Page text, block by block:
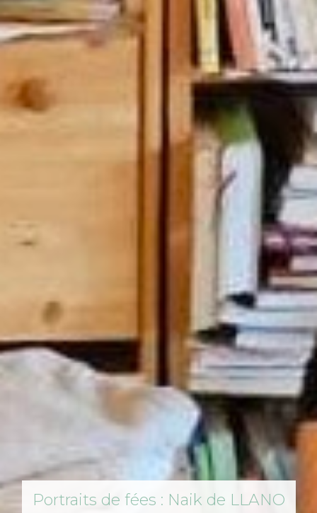
Portraits de fées : Naik de LLANO